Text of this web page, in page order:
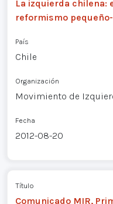
La izquierda
reformismo
País
Chile
Organización
Movimiento de
Fecha
2012-08-20
Título
Comunicado MIR,